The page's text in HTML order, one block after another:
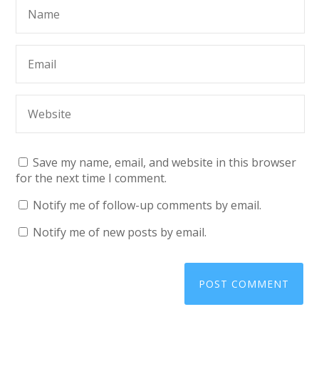
Save my name, email, and website in this browser
for the next time I comment.
Notify me of follow-up comments by email.
Notify me of new posts by email.